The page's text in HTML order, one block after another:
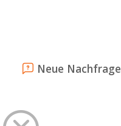
Neue Nachfrage